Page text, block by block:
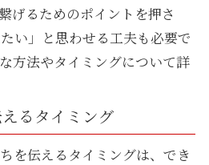
げるためのポイントを押さ
い」と思わせる工夫も必要で
方法やタイミングについて詳
るタイミング
を伝えるタイミングは、でき